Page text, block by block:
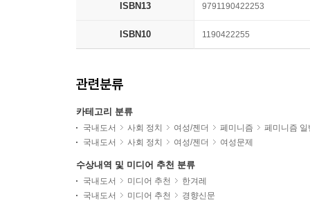
ISBN13 9791190422253
ISBN10 1190422255
관련분류
카테고리 분류
국내도서 사회 정치 여성/젠더 페미니즘
페미니즘 일
국내도서
사회 정치 여성/젠더 여성문제
수상내역 및 미디어 추천 분류
국내도서 미디어 추천
한겨레
국내도서
미디어 추천 경향신문